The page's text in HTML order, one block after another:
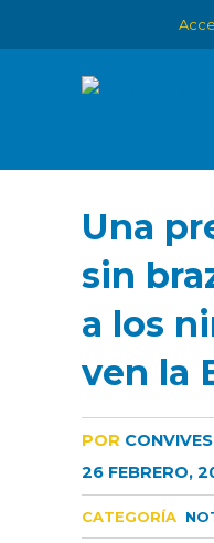
Una
sin
a los
ven la
POR CONVIVES
26 FEBRERO,
CATEGORÍA